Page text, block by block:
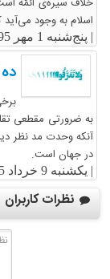
اسلام به وجود می‌آید
| پنج‌شنبه 1 مهر 1395
به ضرورتی مقطعی
آنکه وحدت مد نظر
در جهان است.
| یکشنبه 9 خرداد 1395
نظرات کاربران